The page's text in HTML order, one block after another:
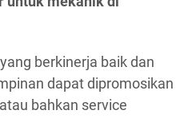
berkinerja baik dan
dapat dipromosikan
bahkan service